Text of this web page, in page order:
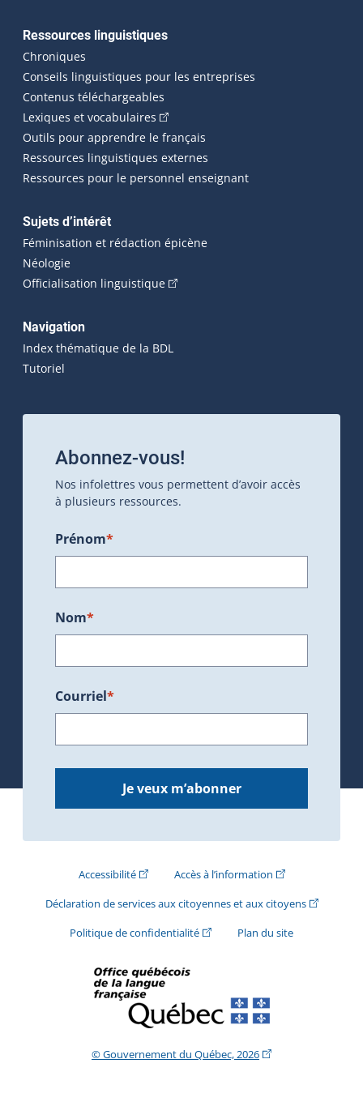
Ressources linguistiques
Chroniques
Conseils linguistiques pour les entreprises
Contenus téléchargeables
Lexiques et vocabulaires (Cet hyperlien externe s'ouvrira
Outils pour apprendre le français
Ressources linguistiques externes
Ressources pour le personnel enseignant
Sujets d’intérêt
Féminisation et rédaction épicène
Néologie
Officialisation linguistique(Cet hyperlien externe s'ouvrira
Navigation
Index thématique de la BDL
Tutoriel
Abonnez-vous!
Nos infolettres vous permettent d’avoir accès
à plusieurs ressources.
Prénom*
Nom*
Courriel*
Je veux m’abonner
Accessibilité(Cet hyperlien externe s'ouvrira dans une
Accès à l’information(Cet hyperlien
Déclaration de services aux citoyennes et aux citoyens(Cet
Politique de confidentialité(Cet hyperlien externe s'ouvrira
Plan du site
© Gouvernement du Québec, 2026(Cet hyperlien